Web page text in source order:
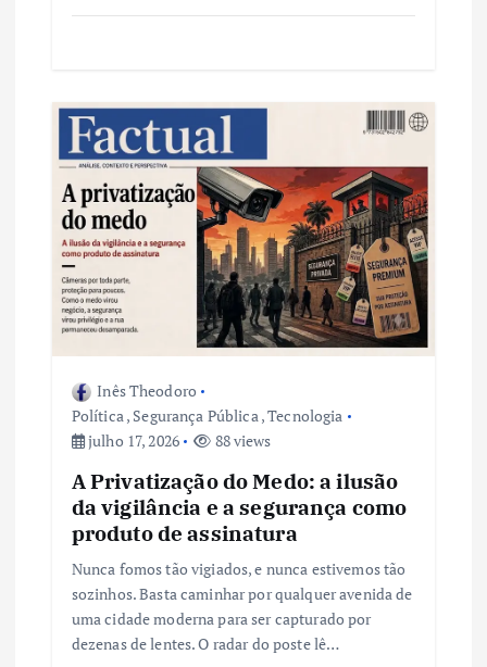
Inês Theodoro
Política , Segurança Pública ,Tecnologia
julho 17, 2026
88 views
A Privatização do Medo: a ilusão
da vigilância e a segurança como
produto de assinatura
Nunca fomos tão vigiados, e nunca estivemos tão
sozinhos. Basta caminhar por qualquer avenida de
uma cidade moderna para ser capturado por
dezenas de lentes. O radar do poste lê…